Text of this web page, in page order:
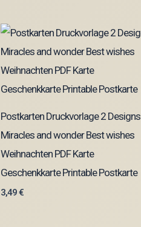
Postkarten Druckvorlage 2 Designs
Miracles and wonder Best wishes
Weihnachten PDF Karte
Geschenkkarte Printable Postkarte
3,49€